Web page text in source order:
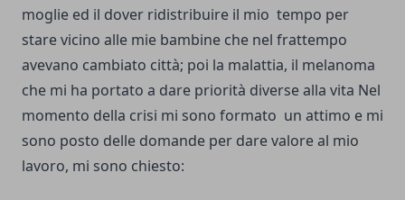
moglie ed il dover ridistribuire il mio tempo per
stare vicino alle mie bambine che nel frattempo
avevano cambiato città; poi la malattia, il melanoma
che mi ha portato a dare priorità diverse alla vita Nel
momento della crisi mi sono formato un attimo e mi
sono posto delle domande per dare valore al mio
lavoro, mi sono chiesto: